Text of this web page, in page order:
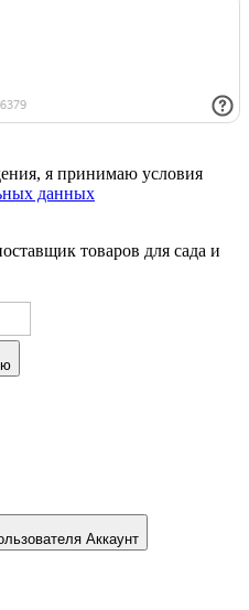
я принимаю условия
данных
товаров для сада и
Аккаунт